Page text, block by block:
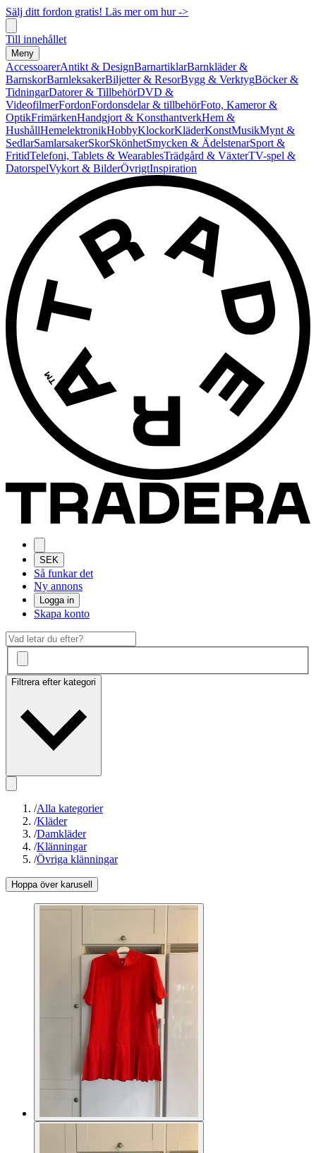
Sälj ditt fordon gratis! Läs mer om hur ->
Till innehållet
Meny
AccessoarerAntikt & DesignBarnartiklarBarnkläder &
BarnskorBarnleksakerBiljetter & ResorBygg & VerktygBöcker &
TidningarDatorer & TillbehörDVD &
VideofilmerFordonFordonsdelar & tillbehörFoto, Kameror &
OptikFrimärkenHandgjort & KonsthantverkHem &
HushållHemelektronikHobbyKlockorKläderKonstMusikMynt &
SedlarSamlarsakerSkorSkönhetSmycken & ÄdelstenarSport &
FritidTelefoni, Tablets & WearablesTrädgård & VäxterTV-spel &
DatorspelVykort & BilderÖvrigtInspiration
SEK
Så funkar det
Ny annons
Logga in
Skapa konto
Filtrera efter kategori
/Alla kategorier
/Kläder
/Damkläder
/Klänningar
/Övriga klänningar
Hoppa över karusell